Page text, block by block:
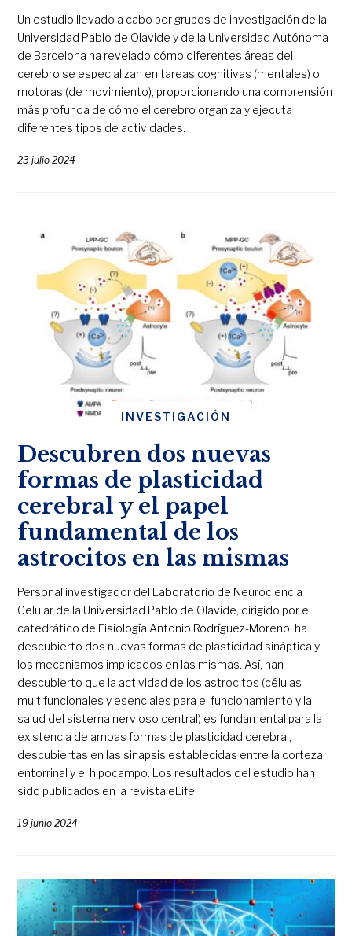
Un estudio llevado a cabo por grupos de investigación de la
Universidad Pablo de Olavide y de la Universidad Autónoma
de Barcelona ha revelado cómo diferentes áreas del
cerebro se especializan en tareas cognitivas (mentales) o
motoras (de movimiento), proporcionando una comprensión
más profunda de cómo el cerebro organiza y ejecuta
diferentes tipos de actividades.
23 julio 2024
INVESTIGACIÓN
Descubren dos nuevas
formas de plasticidad
cerebral y el papel
fundamental de los
astrocitos en las mismas
Personal investigador del Laboratorio de Neurociencia
Celular de la Universidad Pablo de Olavide, dirigido por el
catedrático de Fisiología Antonio Rodríguez-Moreno, ha
descubierto dos nuevas formas de plasticidad sináptica y
los mecanismos implicados en las mismas. Así, han
descubierto que la actividad de los astrocitos (células
multifuncionales y esenciales para el funcionamiento y la
salud del sistema nervioso central) es fundamental para la
existencia de ambas formas de plasticidad cerebral,
descubiertas en las sinapsis establecidas entre la corteza
entorrinal y el hipocampo. Los resultados del estudio han
sido publicados en la revista eLife.
19 junio 2024